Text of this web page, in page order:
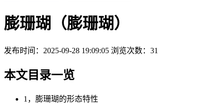
膨珊瑚（膨珊瑚）
发布时间：2025-09-28 19:09:05 浏览次数： 31
本文目录一览
1，膨珊瑚的形态特性